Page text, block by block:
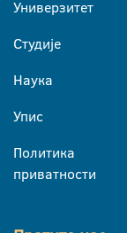
Универзитет
Студије
Наука
Упис
Политика
приватности